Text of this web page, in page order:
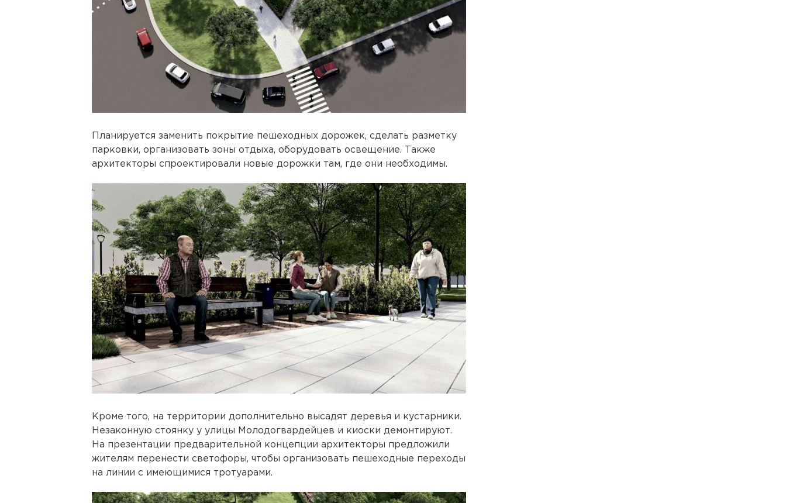
Планируется заменить покрытие пешеходных дорожек, сделать разметку
парковки, организовать зоны отдыха, оборудовать освещение. Также
архитекторы спроектировали новые дорожки там, где они необходимы.
Кроме того, на территории дополнительно высадят деревья и кустарники.
Незаконную стоянку у улицы Молодогвардейцев и киоски демонтируют.
На презентации предварительной концепции архитекторы предложили
жителям перенести светофоры, чтобы организовать пешеходные переходы
на линии с имеющимися тротуарами.